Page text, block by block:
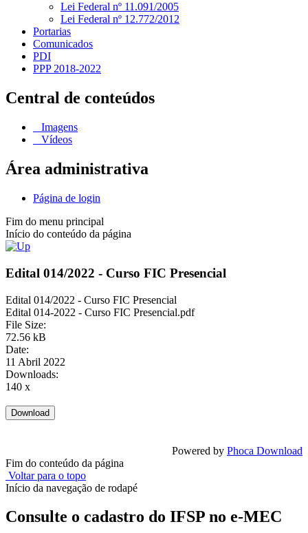
Lei Federal nº 11.091/2005
Lei Federal nº 12.772/2012
Portarias
Comunicados
PDI
PPP 2018-2022
Central de conteúdos
Imagens
Vídeos
Área administrativa
Página de login
Fim do menu principal
Início do conteúdo da página
Edital 014/2022 - Curso FIC Presencial
Edital 014/2022 - Curso FIC Presencial
Edital 014-2022 - Curso FIC Presencial.pdf
File Size:
72.56 kB
Date:
11 Abril 2022
Downloads:
140 x
Powered by Phoca Download
Fim do conteúdo da página
Voltar para o topo
Início da navegação de rodapé
Consulte o cadastro do IFSP no e-MEC